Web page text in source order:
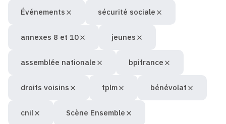
Événements sécurité sociale
annexes 8 et 10 jeunes
assemblée nationale bpifrance
droits voisins tplm bénévolat
cnil Scène Ensemble